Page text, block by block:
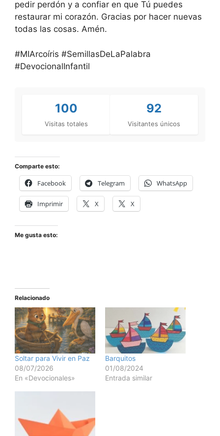
pedir perdón y a confiar en que Tú puedes
restaurar mi corazón. Gracias por hacer nuevas
todas las cosas. Amén.
#MIArcoíris #SemillasDeLaPalabra
#DevocionalInfantil
100
Visitas totales
92
Visitantes únicos
Comparte esto:
Facebook Telegram WhatsApp
Imprimir X X
Me gusta esto:
Relacionado
Soltar para Vivir en Paz
08/07/2026
En «Devocionales»
Barquitos
01/08/2024
Entrada similar